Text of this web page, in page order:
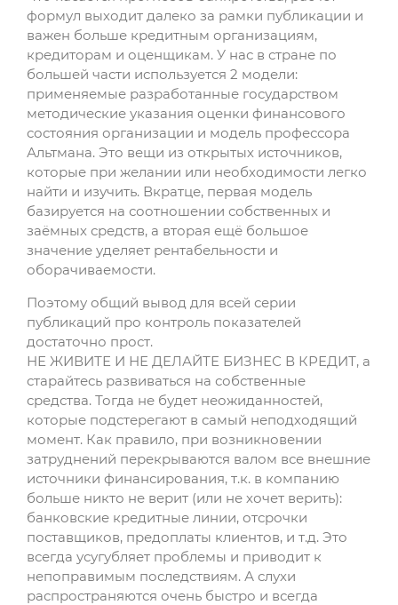
формул выходит далеко за рамки публикации и
важен больше кредитным организациям,
кредиторам и оценщикам. У нас в стране по
большей части используется 2 модели:
применяемые разработанные государством
методические указания оценки финансового
состояния организации и модель профессора
Альтмана. Это вещи из открытых источников,
которые при желании или необходимости легко
найти и изучить. Вкратце, первая модель
базируется на соотношении собственных и
заёмных средств, а вторая ещё большое
значение уделяет рентабельности и
оборачиваемости.
Поэтому общий вывод для всей серии
публикаций про контроль показателей
достаточно прост.
НЕ ЖИВИТЕ И НЕ ДЕЛАЙТЕ БИЗНЕС В КРЕДИТ, а
старайтесь развиваться на собственные
средства. Тогда не будет неожиданностей,
которые подстерегают в самый неподходящий
момент. Как правило, при возникновении
затруднений перекрываются валом все внешние
источники финансирования, т.к. в компанию
больше никто не верит (или не хочет верить):
банковские кредитные линии, отсрочки
поставщиков, предоплаты клиентов, и т.д. Это
всегда усугубляет проблемы и приводит к
непоправимым последствиям. А слухи
распространяются очень быстро и всегда